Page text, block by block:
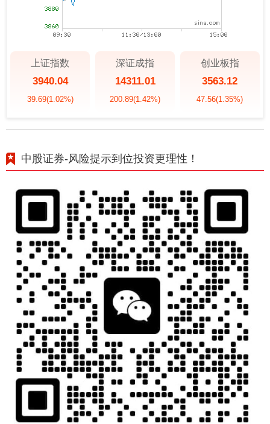
上证指数
3940.04
39.69(1.02%)
深证成指
14311.01
200.89(1.42%)
创业板指
3563.12
47.56(1.35%)
中股证券-风险提示到位投资更理性！